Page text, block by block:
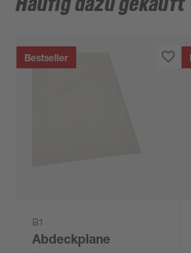
Häufig dazu gekauft
Bestseller
B1
Abdeckplane